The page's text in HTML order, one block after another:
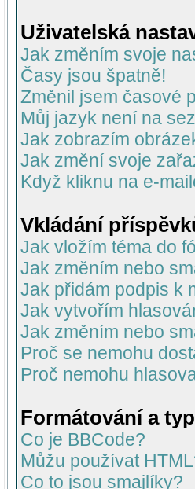
Uživatelská
Jak změním svoje
Časy jsou špatně!
Změnil jsem časové
Můj jazyk není na
Jak zobrazím
Jak změní svoje
Když kliknu na e-
Vkládání
Jak vložím téma do
Jak změním nebo
Jak přidám podpis k
Jak vytvořím
Jak změním nebo
Proč se nemohu
Proč nemohu
Formátování a
Co je BBCode?
Můžu používat
Co to jsou smajlíky?